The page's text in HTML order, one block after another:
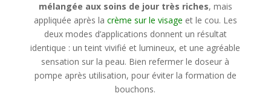
mélangée aux soins de jour très riches, mais
appliquée après la crème sur le visage et le cou. Les
deux modes d’applications donnent un résultat
identique : un teint vivifié et lumineux, et une agréable
sensation sur la peau. Bien refermer le doseur à
pompe après utilisation, pour éviter la formation de
bouchons.